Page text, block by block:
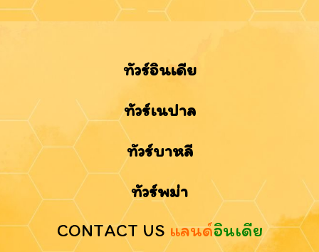
ทัวร์อินเดีย
ทัวร์เนปาล
ทัวร์บาหลี
ทัวร์พม่า
CONTACT US แลนด์อินเดีย